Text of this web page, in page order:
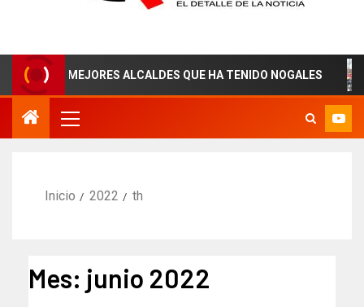
MEJORES ALCALDES QUE HA TENIDO NOGALES
Inicio 2022 th
Mes: junio 2022